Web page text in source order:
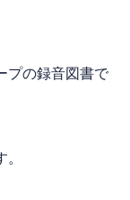
プの録音図書で